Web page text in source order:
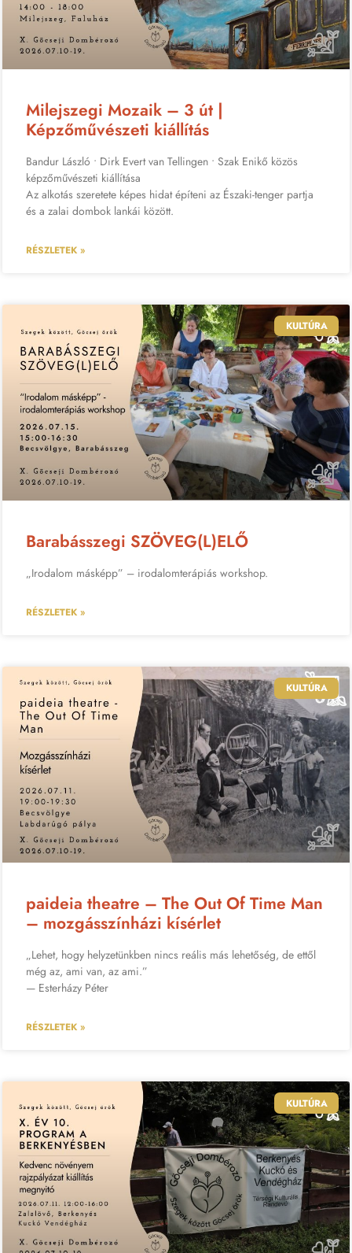
Milejszegi Mozaik – 3 út |
Képzőművészeti kiállítás
Bandur László • Dirk Evert van Tellingen • Szak Enikő közös
képzőművészeti kiállítása
Az alkotás szeretete képes hidat építeni az Északi-tenger partja
és a zalai dombok lankái között.
RÉSZLETEK »
KULTÚRA
Barabásszegi SZÖVEG(L)ELŐ
„Irodalom másképp” – irodalomterápiás workshop.
RÉSZLETEK »
KULTÚRA
paideia theatre – The Out Of Time Man
– mozgásszínházi kísérlet
„Lehet, hogy helyzetünkben nincs reális más lehetőség, de ettől
még az, ami van, az ami.”
— Esterházy Péter
RÉSZLETEK »
KULTÚRA